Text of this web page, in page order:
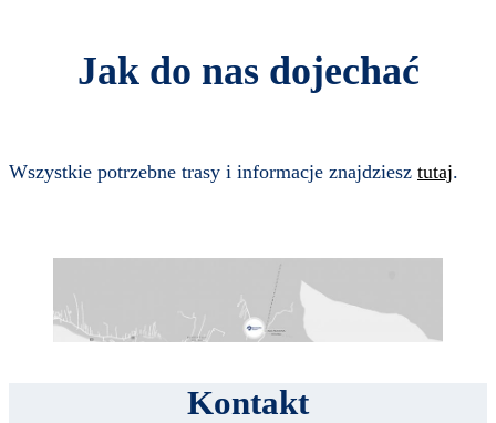
Jak do nas dojechać
Wszystkie potrzebne trasy i informacje znajdziesz tutaj.
Kontakt